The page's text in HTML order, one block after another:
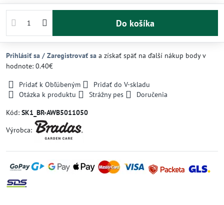
Do košíka
Prihlásiť sa / Zaregistrovať sa a získať späť na ďalší nákup body v
hodnote: 0.40€
Pridať k Obľúbeným
Pridať do V-skladu
Otázka k produktu
Strážny pes
Doručenia
Kód: SK1_BR-AWB5011050
Výrobca: